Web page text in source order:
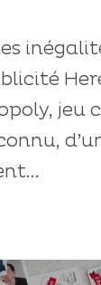
jeu